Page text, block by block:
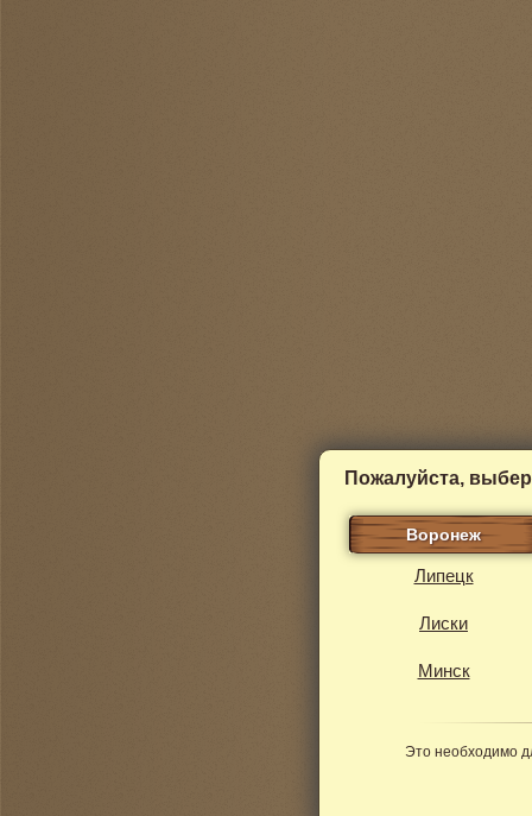
Пожалуйста,
Воронеж
Липецк
Лиски
Минск
Это необходимо